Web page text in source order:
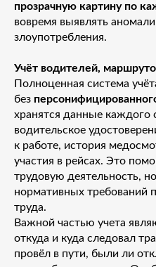
прозрачную картину по
вовремя выявлять
злоупотребления.
Учёт водителей,
Полноценная система
без
хранятся данные
водительское
к работе, история
участия в рейсах. Это
трудовую деятельность,
нормативных требований
труда.
Важной частью учета
откуда и куда следовал
провёл в пути, были ли